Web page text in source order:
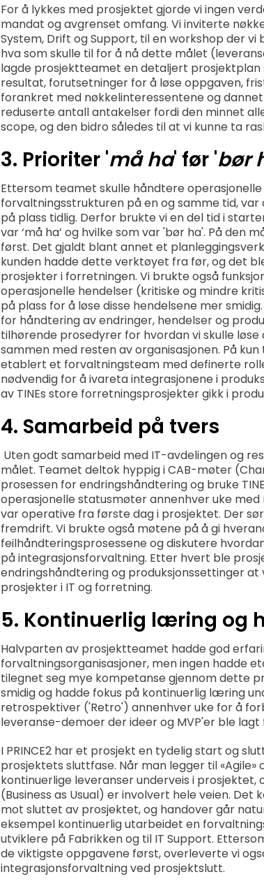
For å lykkes med prosjektet gjorde vi ingen
mandat og avgrenset omfang. Vi inviterte
System, Drift og Support, til en workshop der
hva som skulle til for å nå dette målet
lagde prosjektteamet en detaljert
resultat, forutsetninger for å løse oppgaven,
forankret med nøkkelinteressentene og
reduserte antall antakelser fordi den minnet
scope, og den bidro således til at vi kunne ta
3. Prioriter 'må ha' før 'bør
Ettersom teamet skulle håndtere
forvaltningsstrukturen på en og samme tid,
på plass tidlig. Derfor brukte vi en del tid i
var ‘må ha’ og hvilke som var 'bør ha'. På den
først. Det gjaldt blant annet et
kunden hadde dette verktøyet fra før, og det
prosjekter i forretningen. Vi brukte også
operasjonelle hendelser (kritiske og mindre
på plass for å løse disse hendelsene mer
for håndtering av endringer, hendelser og
tilhørende prosedyrer for hvordan vi skulle
sammen med resten av organisasjonen. På
etablert et forvaltningsteam med definerte
nødvendig for å ivareta integrasjonene i
av TINEs store forretningsprosjekter gikk i
4. Samarbeid på tvers
Uten godt samarbeid med IT-avdelingen og
målet. Teamet deltok hyppig i CAB-møter
prosessen for endringshåndtering og bruke
operasjonelle statusmøter annenhver uke
var operative fra første dag i prosjektet. Der
fremdrift. Vi brukte også møtene på å gi
feilhåndteringsprosessene og diskutere
på integrasjonsforvaltning. Etter hvert ble
endringshåndtering og produksjonssettinger
prosjekter i IT og forretning.
5. Kontinuerlig læring og
Halvparten av prosjektteamet hadde god
forvaltningsorganisasjoner, men ingen hadde
tilegnet seg mye kompetanse gjennom dette
smidig og hadde fokus på kontinuerlig læring
retrospektiver ('Retro') annenhver uke for å
leveranse-demoer der ideer og MVP'er ble
I PRINCE2 har et prosjekt en tydelig start og
prosjektets sluttfase. Når man legger til
kontinuerlige leveranser underveis i prosjektet,
(Business as Usual) er involvert hele veien.
mot sluttet av prosjektet, og handover går
eksempel kontinuerlig utarbeidet en
utviklere på Fabrikken og til IT Support.
de viktigste oppgavene først, overleverte vi
integrasjonsforvaltning ved prosjektslutt.